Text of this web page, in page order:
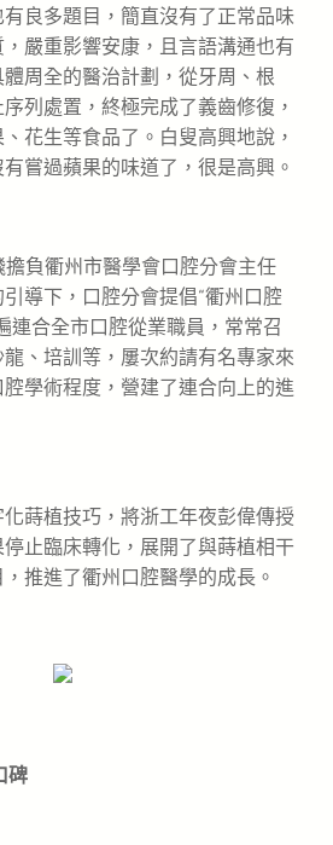
良多題目，簡直沒有了正常品味
嚴重影響安康，且言語溝通也有
周全的醫治計劃，從牙周、根
列處置，終極完成了義齒修復，
花生等食品了。白叟高興地說，
嘗過蘋果的味道了，很是高興。
負衢州市醫學會口腔分會主任
導下，口腔分會提倡“衢州口腔
連合全市口腔從業職員，常常召
、培訓等，屢次約請有名專家來
學術程度，營建了連合向上的進
植技巧，將浙工年夜彭偉傳授
止臨床轉化，展開了與蒔植相干
推進了衢州口腔醫學的成長。
碑